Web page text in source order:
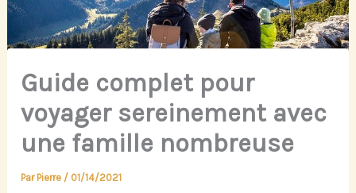
Guide complet pour
voyager sereinement avec
une famille nombreuse
Par Pierre / 01/14/2021